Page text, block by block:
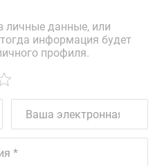
личные данные, или
информация будет
профиля.